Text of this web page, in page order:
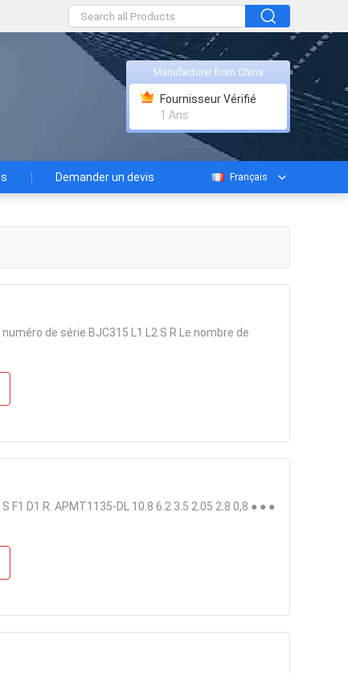
Manufacturer from China
Fournisseur Vérifié
1 Ans
Demander un devis Français
de série BJC315 L1 L2 S R Le nombre de
F1 D1 R. APMT1135-DL 10.8 6.2 3.5 2.05 2.8 0,8 ● ● ●